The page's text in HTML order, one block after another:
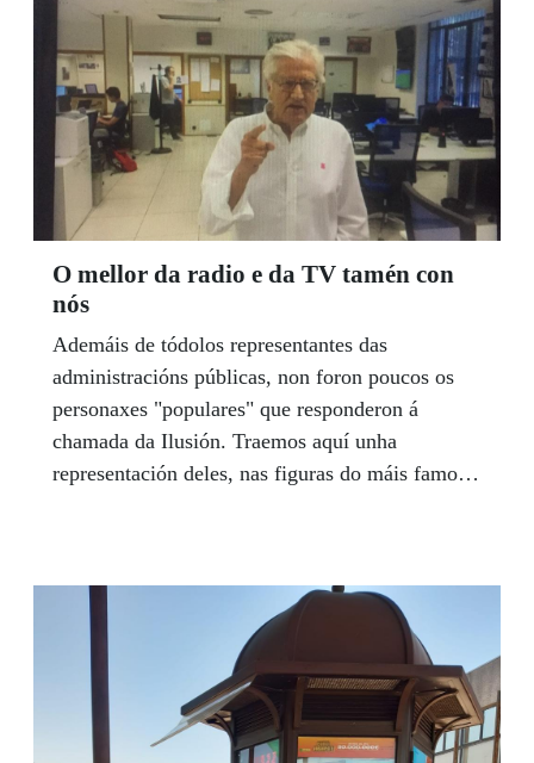
por el Covid-19, la RSC de las organizaciones ha
de estar más presente que nunca. En este sentido,
la ONCE se ha volcado en la solidaridad,
reafirmando su vinculación con la sociedad,
tanto para las personas ciegas afiliadas a la
Organización, los trabajadores y trabajadoras, o
el resto de la ciudadanía.
O mellor da radio e da TV tamén con
nós
Ademáis de tódolos representantes das
administracións públicas, non foron poucos os
personaxes "populares" que responderon á
chamada da Ilusión. Traemos aquí unha
representación deles, nas figuras do máis famoso
rematamos coa lenda da radio e maestre da
animación radiofónica, o padronés Pepe
Domingo Castaño.